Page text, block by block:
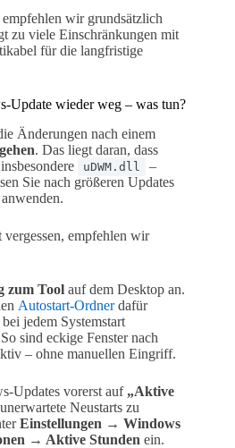
empfehlen wir grundsätzlich
zu viele Einschränkungen mit
für die langfristige
Update wieder weg – was tun?
Änderungen nach einem
. Das liegt daran, dass
uDWM.dll
–
Sie nach größeren Updates
empfehlen wir
zum Tool auf dem Desktop an.
Autostart-Ordnerdafür
jedem Systemstart
sind eckige Fenster nach
– ohne manuellen Eingriff.
Updates vorerst auf „Aktive
Neustarts zu
Einstellungen → Windows
→ Aktive Stunden ein.